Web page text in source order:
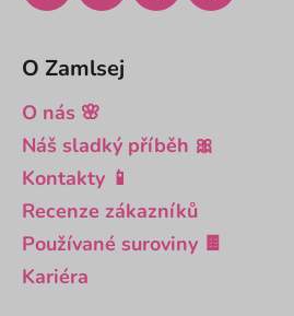
O Zamlsej
O nás 🌸
Náš sladký příběh 🎀
Kontakty 📱
Recenze zákazníků
Používané suroviny 🍫
Kariéra